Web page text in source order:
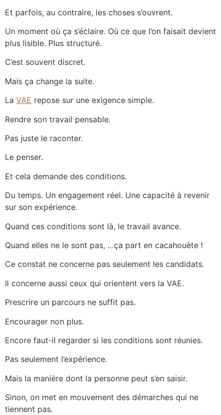
Et parfois, au contraire, les choses s’ouvrent.
Un moment où ça s’éclaire. Où ce que l’on faisait devient
plus lisible. Plus structuré.
C’est souvent discret.
Mais ça change la suite.
La VAE repose sur une exigence simple.
Rendre son travail pensable.
Pas juste le raconter.
Le penser.
Et cela demande des conditions.
Du temps. Un engagement réel. Une capacité à revenir
sur son expérience.
Quand ces conditions sont là, le travail avance.
Quand elles ne le sont pas, …ça part en cacahouète !
Ce constat ne concerne pas seulement les candidats.
Il concerne aussi ceux qui orientent vers la VAE.
Prescrire un parcours ne suffit pas.
Encourager non plus.
Encore faut-il regarder si les conditions sont réunies.
Pas seulement l’expérience.
Mais la manière dont la personne peut s’en saisir.
Sinon, on met en mouvement des démarches qui ne
tiennent pas.